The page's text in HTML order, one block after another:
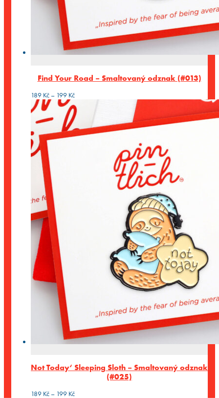
Find Your Road – Smaltovaný odznak (#013)
189 Kč – 199 KčRozpětí
cen:
189 Kč
až
199 Kč
Not Today‘ Sleeping Sloth – Smaltovaný odznak
(#025)
189 Kč – 199 KčRozpětí